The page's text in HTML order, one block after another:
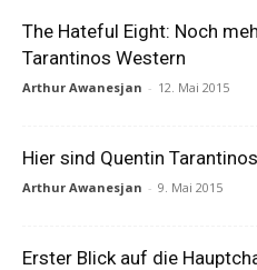
The Hateful Eight: Noch
Tarantinos Western
Arthur Awanesjan - 12. Mai 2015
Hier sind Quentin
Arthur Awanesjan - 9. Mai 2015
Erster Blick auf die